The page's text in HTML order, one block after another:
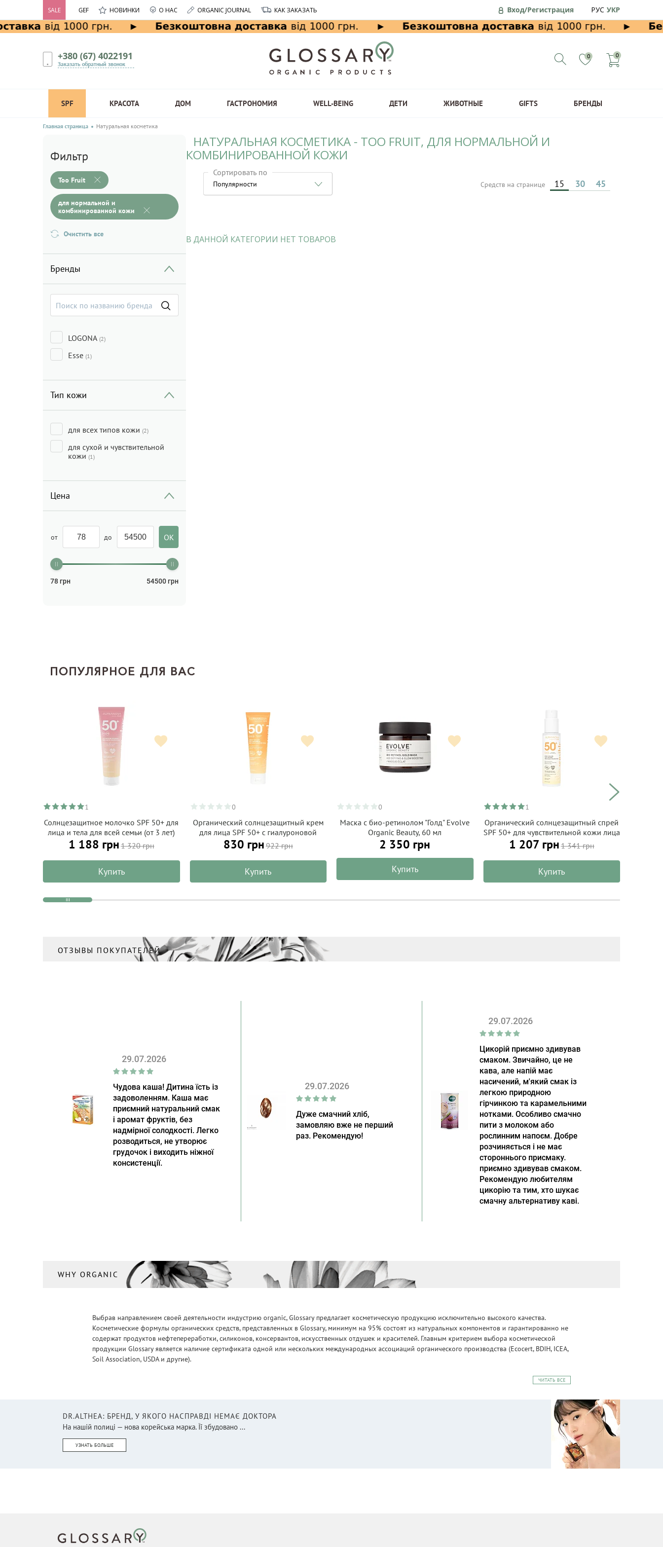
SALE GEF НОВИНКИ О НАС ORGANIC JOURNAL КАК ЗАКАЗАТЬ Вход/Регистрация РУС УКР
+380 (67) 4022191
Заказать обратный звонок
0 0
SPF КРАСОТА ДОМ ГАСТРОНОМИЯ WELL-BEING ДЕТИ ЖИВОТНЫЕ GIFTS БРЕНДЫ
Главная страница Натуральная косметика
Фильтр
Too Fruit
для нормальной и
комбинированной кожи
Очистить все
Бренды
LOGONA (2)
Esse (1)
Тип кожи
для всех типов кожи (2)
для сухой и чувствительной
кожи (1)
Цена
от до
78 грн 54500 грн
НАТУРАЛЬНАЯ КОСМЕТИКА - TOO FRUIT, ДЛЯ НОРМАЛЬНОЙ И
КОМБИНИРОВАННОЙ КОЖИ
Сортировать по
Популярности Средств на странице 15 30 45
В ДАННОЙ КАТЕГОРИИ НЕТ ТОВАРОВ
ПОПУЛЯРНОЕ ДЛЯ ВАС
1
Солнцезащитное молочко SPF 50+ для
лица и тела для всей семьи (от 3 лет)
ALPHANOVA Daily Sun 150 мл
1 188 грн1 320 грн
Купить
0
Органический солнцезащитный крем
для лица SPF 50+ с гиалуроновой
кислотой, матовый финиш,
ALPHANOVA Organic Sun 50 мл
830 грн922 грн
Купить
0
Маска с био-ретинолом "Голд" Evolve
Organic Beauty, 60 мл
2 350 грн
Купить
1
Органический солнцезащитный спрей
SPF 50+ для чувствительной кожи лица
и тела ALPHANOVA Organic Sun 100 г
1 207 грн1 341 грн
Купить
ОТЗЫВЫ ПОКУПАТЕЛЕЙ
29.07.2026
Чудова каша! Дитина їсть із
задоволенням. Каша має
приємний натуральний смак
і аромат фруктів, без
надмірної солодкості. Легко
розводиться, не утворює
грудочок і виходить ніжної
консистенції.
29.07.2026
Дуже смачний хліб,
замовляю вже не перший
раз. Рекомендую!
29.07.2026
Цикорій приємно здивував
смаком. Звичайно, це не
кава, але напій має
насичений, м'який смак із
легкою природною
гірчинкою та карамельними
нотками. Особливо смачно
пити з молоком або
рослинним напоєм. Добре
розчиняється і не має
стороннього присмаку.
приємно здивував смаком.
Рекомендую любителям
цикорію та тим, хто шукає
смачну альтернативу каві.
WHY ORGANIC
Выбрав направлением своей деятельности индустрию organic, Glossary предлагает косметическую продукцию исключительно высокого качества.
Косметические формулы органических средств, представленных в Glossary, минимум на 95% состоят из натуральных компонентов и гарантированно не
содержат продуктов нефтепереработки, силиконов, консервантов, искусственных отдушек и красителей. Главным критерием выбора косметической
продукции Glossary является наличие сертификата одной или нескольких международных ассоциаций органического производства (Ecocert, BDIH, ICEA,
Soil Association, USDA и другие).
ЧИТАТЬ ВСЕ
DR.ALTHEA: БРЕНД, У ЯКОГО НАСПРАВДІ НЕМАЄ ДОКТОРА
На нашій полиці — нова корейська марка. Її збудовано ...
УЗНАТЬ БОЛЬШЕ